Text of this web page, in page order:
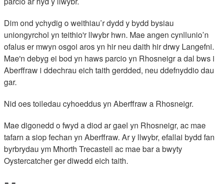
Dim ond ychydig o weithiau’r dydd y bydd bysiau
uniongyrchol yn teithio'r llwybr hwn. Mae angen cynllunio’n
ofalus er mwyn osgoi aros yn hir neu daith hir drwy Langefni.
Mae'n debyg ei bod yn haws parcio yn Rhosneigr a dal bws i
Aberffraw i ddechrau eich taith gerdded, neu ddefnyddio dau
gar.
Nid oes toiledau cyhoeddus yn Aberffraw a Rhosneigr.
Mae digonedd o fwyd a diod ar gael yn Rhosneigr, ac mae
tafarn a siop fechan yn Aberffraw. Ar y llwybr, efallai bydd fan
byrbrydau ym Mhorth Trecastell ac mae bar a bwyty
Oystercatcher ger diwedd eich taith.